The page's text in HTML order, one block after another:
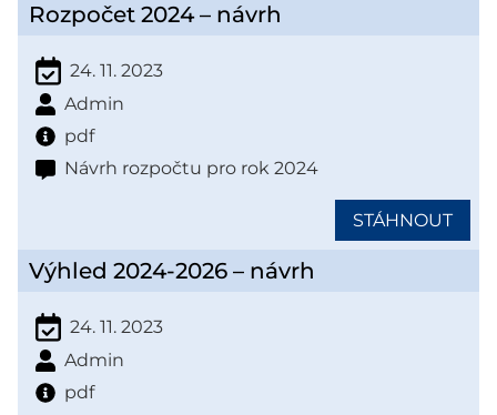
Rozpočet 2024 – návrh
24. 11. 2023
Admin
pdf
Návrh rozpočtu pro rok 2024
STÁHNOUT
Výhled 2024-2026 – návrh
24. 11. 2023
Admin
pdf